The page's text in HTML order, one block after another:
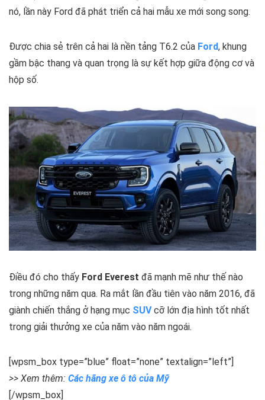
nó, lần này Ford đã phát triển cả hai mẫu xe mới song song.
Được chia sẻ trên cả hai là nền tảng T6.2 của Ford, khung
gầm bậc thang và quan trọng là sự kết hợp giữa động cơ và
hộp số.
Điều đó cho thấy Ford Everest đã mạnh mẽ như thế nào
trong những năm qua. Ra mắt lần đầu tiên vào năm 2016, đã
giành chiến thắng ở hạng mục SUVcỡ lớn địa hình tốt nhất
trong giải thưởng xe của năm vào năm ngoái.
[wpsm_box type=”blue” float=”none” textalign=”left”]
>> Xem thêm: Các hãng xe ô tô của Mỹ
[/wpsm_box]